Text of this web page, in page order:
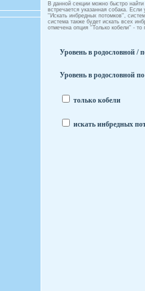
В данной секции можно быстро
встречается указанная собака.
''Искать инбредных потомков'',
система также будет искать всех
отмечена опция ''Только кобели'' - то
Уровень в родословной /
Уровень в родословной
только кобели
искать инбредных